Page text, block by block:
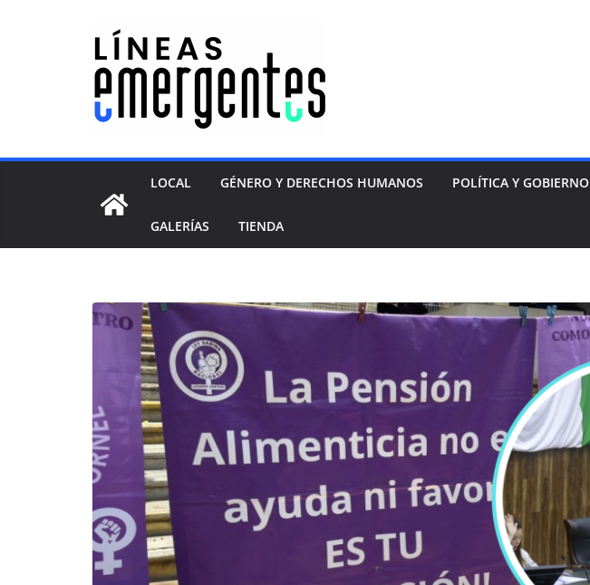
LOCAL GÉNERO Y DERECHOS HUMANOS POLÍTICA Y GOBIERNO
GALERÍAS TIENDA